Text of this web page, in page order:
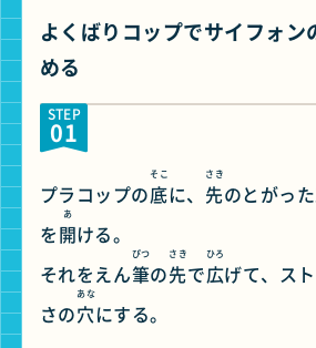
よくばりコップでサイフォン
める
STEP
01
プラコップの底
そこ
に、 先
さき
のとがった
を開
あ
ける。
それをえん筆
ぴつ
の先
さき
で広
ひろ
げて、ス
さの穴
あな
にする。